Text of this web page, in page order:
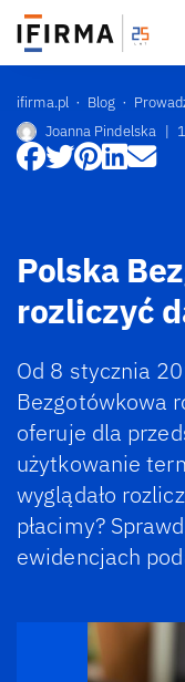
ifirma.pl Blog
Joanna Pindelska |
Polska
rozliczyć
Od 8 stycznia
Bezgotówkowa
oferuje dla
użytkowanie
wyglądało
płacimy?
ewidencjach